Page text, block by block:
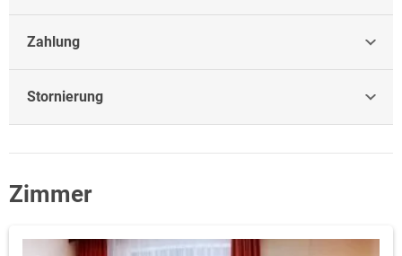
Zahlung
Stornierung
Zimmer